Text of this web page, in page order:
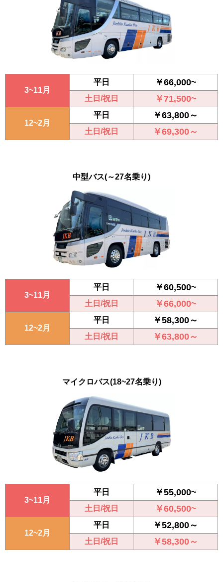
3~11月
平日 ￥66,000~
土日/祝日 ￥71,500~
12~2月
平日 ￥63,800～
土日/祝日 ￥69,300～
中型バス(～27名乗り)
3~11月
平日 ￥60,500~
土日/祝日 ￥66,000~
12~2月
平日 ￥58,300～
土日/祝日 ￥63,800～
マイクロバス(18~27名乗り)
3~11月
平日 ￥55,000~
土日/祝日 ￥60,500~
12~2月
平日 ￥52,800～
土日/祝日 ￥58,300～